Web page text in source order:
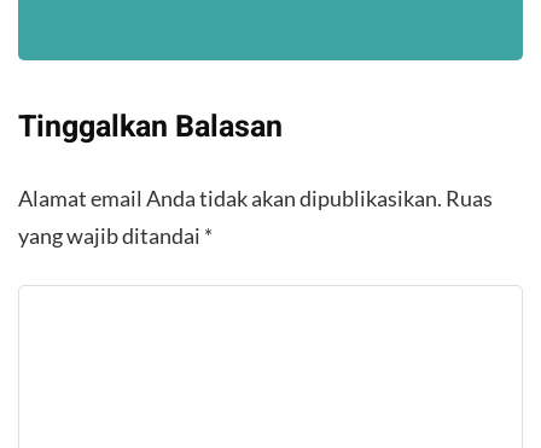
Tinggalkan Balasan
Alamat email Anda tidak akan dipublikasikan. Ruas
yang wajib ditandai *